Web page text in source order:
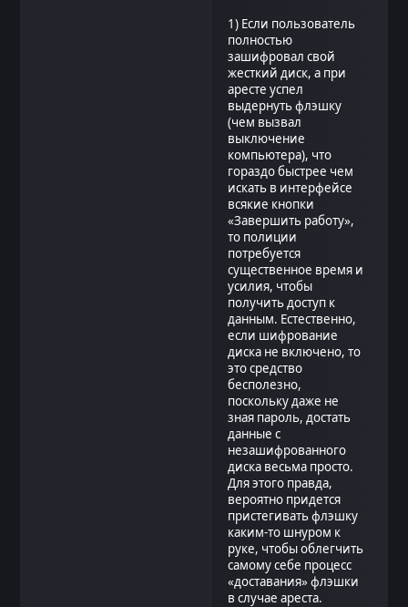
1) Если пользователь
полностью
зашифровал свой
жесткий диск, а при
аресте успел
выдернуть флэшку
(чем вызвал
выключение
компьютера), что
гораздо быстрее чем
искать в интерфейсе
всякие кнопки
«Завершить работу»,
то полиции
потребуется
существенное время и
усилия, чтобы
получить доступ к
данным. Естественно,
если шифрование
диска не включено, то
это средство
бесполезно,
поскольку даже не
зная пароль, достать
данные с
незашифрованного
диска весьма просто.
Для этого правда,
вероятно придется
пристегивать флэшку
каким-то шнуром к
руке, чтобы облегчить
самому себе процесс
«доставания» флэшки
в случае ареста.